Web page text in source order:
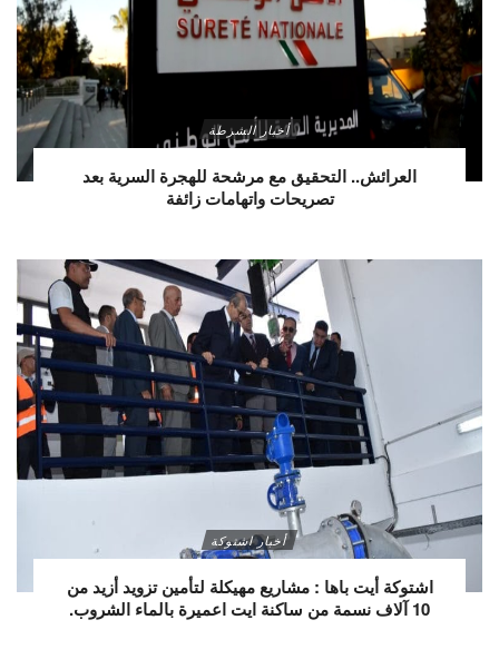
أخبار الشرطة
العرائش.. التحقيق مع مرشحة للهجرة السرية بعد
تصريحات واتهامات زائفة
أخبار اشتوكة
اشتوكة أيت باها : مشاريع مهيكلة لتأمين تزويد أزيد من
10 آلاف نسمة من ساكنة ايت اعميرة بالماء الشروب.